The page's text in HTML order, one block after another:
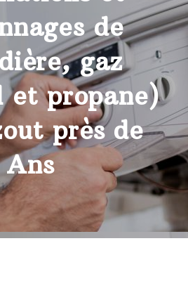
de
gaz
et propane)
près de
Ans